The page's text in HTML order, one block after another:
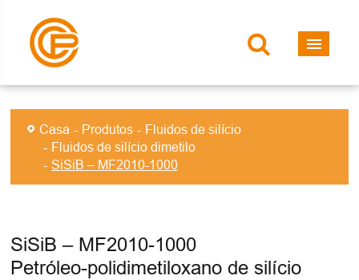
Casa Produtos
Fluidos de silício
Fluidos de silício dimetilo
SiSiB – MF2010-1000
SiSiB – MF2010-1000
Petróleo-polidimetiloxano de silício